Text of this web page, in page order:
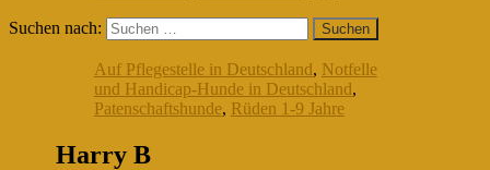
Suchen nach:
Auf Pflegestelle in Deutschland, Notfelle
und Handicap-Hunde in Deutschland,
Patenschaftshunde, Rüden 1-9 Jahre
Harry B